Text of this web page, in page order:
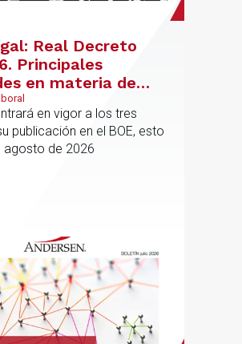
Real Decreto
Principales
en materia de
flexible y jubilación
en vigor a los tres
publicación en el BOE, esto
agosto de 2026